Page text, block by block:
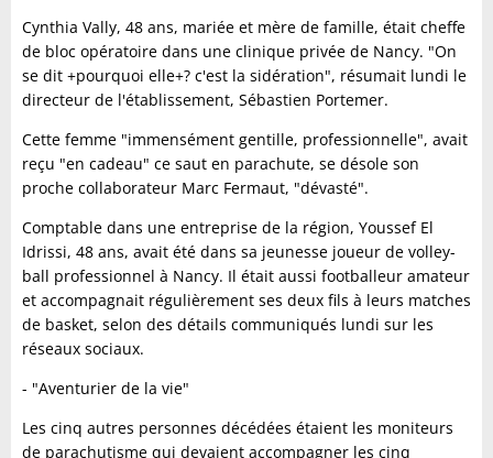
Cynthia Vally, 48 ans, mariée et mère de famille, était cheffe
de bloc opératoire dans une clinique privée de Nancy. "On
se dit +pourquoi elle+? c'est la sidération", résumait lundi le
directeur de l'établissement, Sébastien Portemer.
Cette femme "immensément gentille, professionnelle", avait
reçu "en cadeau" ce saut en parachute, se désole son
proche collaborateur Marc Fermaut, "dévasté".
Comptable dans une entreprise de la région, Youssef El
Idrissi, 48 ans, avait été dans sa jeunesse joueur de volley-
ball professionnel à Nancy. Il était aussi footballeur amateur
et accompagnait régulièrement ses deux fils à leurs matches
de basket, selon des détails communiqués lundi sur les
réseaux sociaux.
- "Aventurier de la vie"
Les cinq autres personnes décédées étaient les moniteurs
de parachutisme qui devaient accompagner les cinq